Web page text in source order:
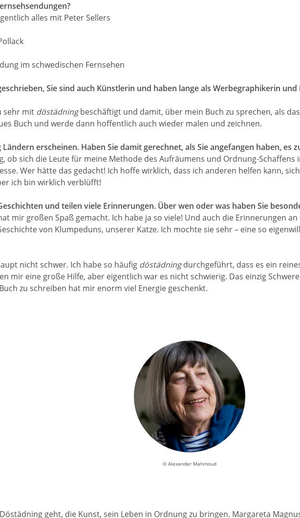
alles mit Peter Sellers
im schwedischen Fernsehen
Sie sind auch Künstlerin und haben lange als Werbegraphikerin
sehr mit döstädningbeschäftigt und damit, über mein Buch zu sprechen, als
Buch und werde dann hoffentlich auch wieder malen und zeichnen.
erscheinen. Haben Sie damit gerechnet, als Sie angefangen haben, es
ob sich die Leute für meine Methode des Aufräumens und Ordnung-
Wer hätte das gedacht! Ich hoffe wirklich, dass ich anderen helfen kann,
ich bin wirklich verblüfft!
und teilen viele Erinnerungen. Über wen oder was haben Sie
mir großen Spaß gemacht. Ich habe ja so viele! Und auch die Erinnerungen
von Klumpeduns, unserer Katze. Ich mochte sie sehr – eine so
nicht schwer. Ich habe so häufig döstädningdurchgeführt, dass es ein
mir eine große Hilfe, aber eigentlich war es nicht schwierig. Das einzig
zu schreiben hat mir enorm viel Energie geschenkt.
© Alexander Mahmoud
geht, die Kunst, sein Leben in Ordnung zu bringen. Margareta